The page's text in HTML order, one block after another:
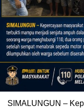
SIMALUNGUN –